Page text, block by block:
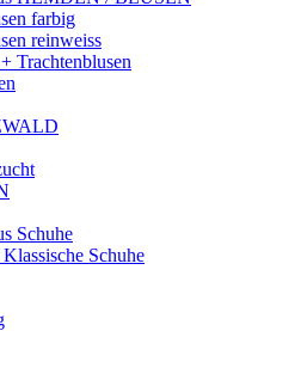
farbig
reinweiss
Trachtenblusen
Schuhe
Schuhe